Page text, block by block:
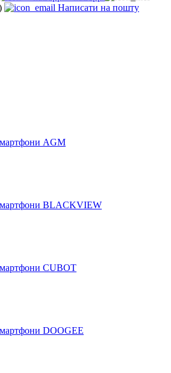
Написати на пошту
AGM
BLACKVIEW
CUBOT
DOOGEE